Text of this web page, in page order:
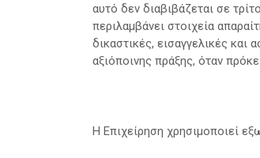
αυτό δεν διαβιβάζεται σε
περιλαμβάνει στοιχεία
δικαστικές, εισαγγελικές
αξιόποινης πράξης, όταν
Η Επιχείρηση χρησιμοποιεί